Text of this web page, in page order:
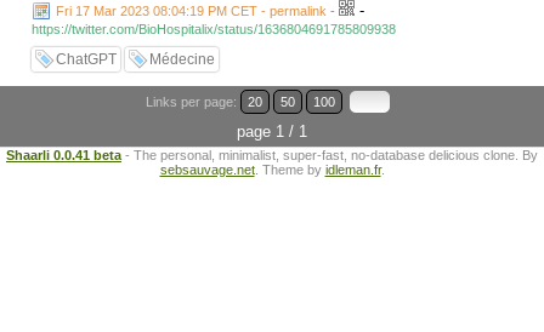
Fri 17 Mar 2023 08:04:19 PM CET - permalink - -
https://twitter.com/BioHospitalix/status/1636804691785809938
ChatGPT Médecine
Links per page: 20 50 100
page 1 / 1
Shaarli 0.0.41 beta - The personal, minimalist, super-fast, no-database delicious clone. By
sebsauvage.net. Theme by idleman.fr.